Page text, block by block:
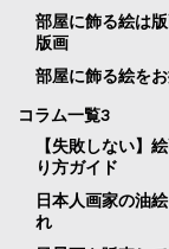
部屋に飾る絵は
版画
部屋に飾る絵を
コラム一覧3
【失敗しない】
り方ガイド
日本人画家の油
れ